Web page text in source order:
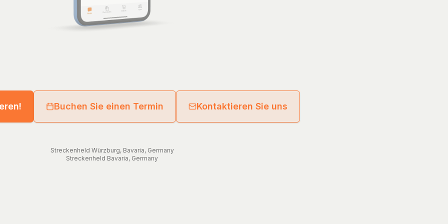
Buchen Sie einen Termin Kontaktieren Sie uns
Streckenheld Würzburg, Bavaria, Germany
Streckenheld Bavaria, Germany